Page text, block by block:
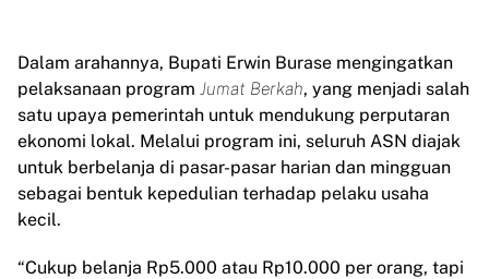
Dalam arahannya, Bupati Erwin Burase mengingatkan
pelaksanaan program Jumat Berkah, yang menjadi salah
satu upaya pemerintah untuk mendukung perputaran
ekonomi lokal. Melalui program ini, seluruh ASN diajak
untuk berbelanja di pasar-pasar harian dan mingguan
sebagai bentuk kepedulian terhadap pelaku usaha
kecil.
“Cukup belanja Rp5.000 atau Rp10.000 per orang, tapi